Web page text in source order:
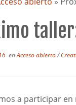
enAcceso abierto/
a participar